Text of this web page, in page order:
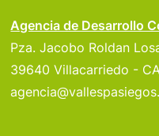
Agencia de Desarrollo
Pza. Jacobo Roldan
39640 Villacarriedo -